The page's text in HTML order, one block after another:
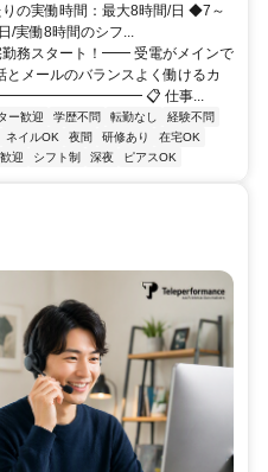
の実働時間：最大8時間/日 ◆7～
/実働8時間のシフ...
務スタート！━━ 受電がメインで
メールのバランスよく働けるカ
📋 仕事...
ー歓迎 学歴不問 転勤なし
経験不問
ネイルOK 夜間 研修あり
在宅OK
迎 シフト制 深夜 ピアスOK